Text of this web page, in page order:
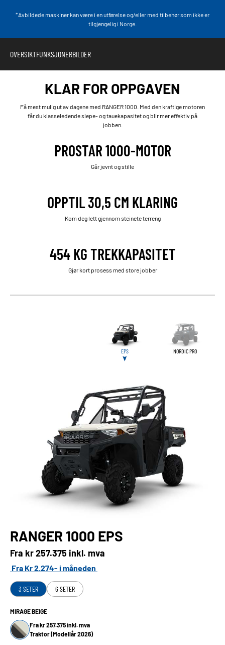
*Avbildede maskiner kan være i en utførelse og/eller med tilbehør som ikke er
tilgjengelig i Norge.
OVERSIKTFUNKSJONERBILDER
KLAR FOR OPPGAVEN
Få mest mulig ut av dagene med RANGER 1000. Med den kraftige motoren
får du klasseledende slepe- og tauekapasitet og blir mer effektiv på
jobben.
PROSTAR 1000-MOTOR
Går jevnt og stille
OPPTIL 30,5 CM KLARING
Kom deg lett gjennom steinete terreng
454 KG TREKKAPASITET
Gjør kort prosess med store jobber
EPS NORDIC PRO
RANGER 1000 EPS
Fra kr257.375 inkl. mva
Fra Kr 2.274- i måneden
3 SETER 6 SETER
MIRAGE BEIGE
Fra kr 257.375 inkl. mva
Traktor (Modellår 2026)